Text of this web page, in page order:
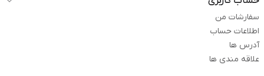
سفارشات من
اطلاعات حساب
آدرس ها
علاقه مندی ها